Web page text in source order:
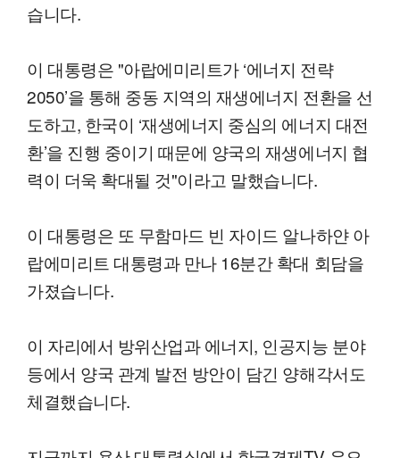
습니다.
이 대통령은 "아랍에미리트가 ‘에너지 전략
2050’을 통해 중동 지역의 재생에너지 전환을 선
도하고, 한국이 ‘재생에너지 중심의 에너지 대전
환’을 진행 중이기 때문에 양국의 재생에너지 협
력이 더욱 확대될 것"이라고 말했습니다.
이 대통령은 또 무함마드 빈 자이드 알나하얀 아
랍에미리트 대통령과 만나 16분간 확대 회담을
가졌습니다.
이 자리에서 방위산업과 에너지, 인공지능 분야
등에서 양국 관계 발전 방안이 담긴 양해각서도
체결했습니다.